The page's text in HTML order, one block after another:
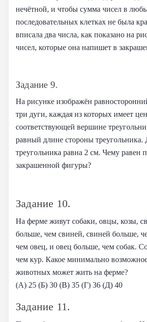
нечётной, и чтобы сумма чисел в
последовательных клетках не была
вписала два числа, как показано на
чисел, которые она напишет в
Задание 9.
На рисунке изображён
три дуги, каждая из которых имеет
соответствующей вершине
равный длине стороны
треугольника равна 2 см. Чему равен
закрашенной фигуры?
Задание 10.
На ферме живут собаки, овцы, козы,
больше, чем свиней, свиней больше,
чем овец, и овец больше, чем собак.
чем кур. Какое минимально
животных может жить на ферме?
(А) 25 (Б) 30 (В) 35 (Г) 36 (Д) 40
Задание 11.